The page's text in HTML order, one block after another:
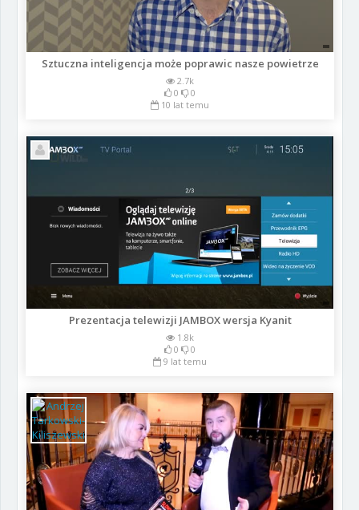
Sztuczna inteligencja może poprawic nasze powietrze
2.7k
0
0
10 lat temu
Prezentacja telewizji JAMBOX wersja Kyanit
1.8k
0
0
9 lat temu